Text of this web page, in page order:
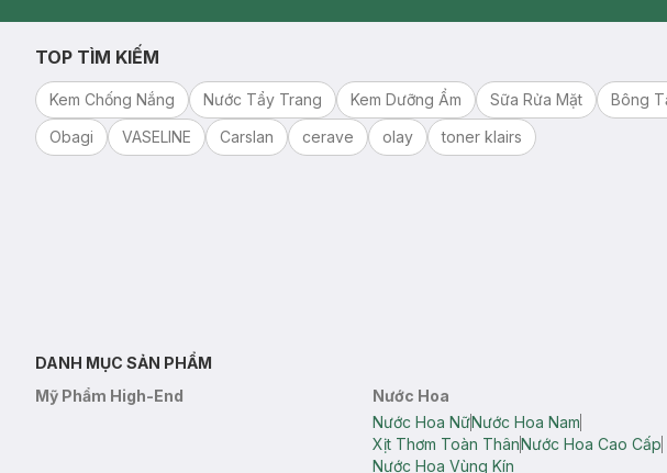
TOP TÌM KIẾM
Kem Chống Nắng Nước Tẩy Trang Kem Dưỡng Ẩm Sữa Rửa Mặt Bông
Obagi
VASELINE Carslan cerave olay toner klairs
DANH MỤC SẢN PHẨM
Mỹ Phẩm High-End
Nước Hoa
Nước Hoa NữNước Hoa Nam
Xịt Thơm Toàn ThânNước Hoa Cao Cấp
Nước Hoa Vùng Kín